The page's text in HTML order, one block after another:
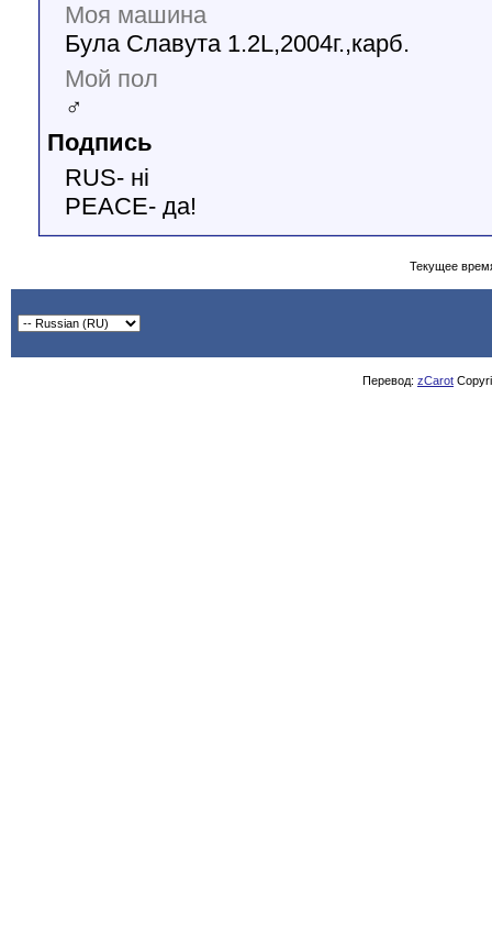
Моя машина
Була Славута 1.2L,2004г.,карб.
Мой пол
♂
Подпись
RUS- ні
PEACE- да!
Текущее
Перевод: zCarot